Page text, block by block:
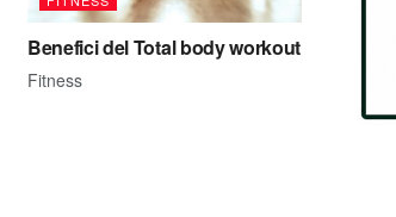
Benefici del Total body workout
Fitness